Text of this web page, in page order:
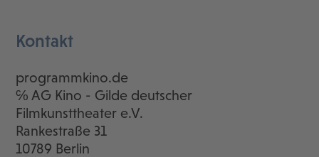
Kontakt
programmkino.de
℅ AG Kino - Gilde deutscher
Filmkunsttheater e.V.
Rankestraße 31
10789 Berlin